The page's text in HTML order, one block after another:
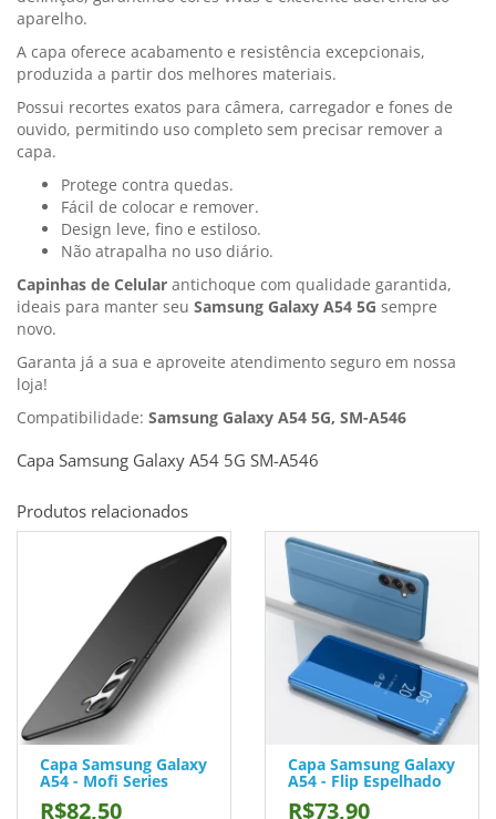
aparelho.
A capa oferece acabamento e resistência excepcionais,
produzida a partir dos melhores materiais.
Possui recortes exatos para câmera, carregador e fones de
ouvido, permitindo uso completo sem precisar remover a
capa.
Protege contra quedas.
Fácil de colocar e remover.
Design leve, fino e estiloso.
Não atrapalha no uso diário.
Capinhas de Celular antichoque com qualidade garantida,
ideais para manter seu Samsung Galaxy A54 5G sempre
novo.
Garanta já a sua e aproveite atendimento seguro em nossa
loja!
Compatibilidade: Samsung Galaxy A54 5G, SM-A546
Capa Samsung Galaxy A54 5G SM-A546
Produtos relacionados
Capa Samsung Galaxy
A54 - Mofi Series
R$82,50
Capa Samsung Galaxy
A54 - Flip Espelhado
R$73,90